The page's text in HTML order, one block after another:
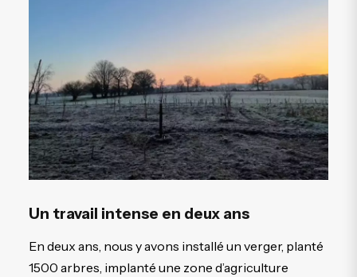
Un travail intense en deux ans
En deux ans, nous y avons installé un verger, planté
1500 arbres, implanté une zone d’agriculture